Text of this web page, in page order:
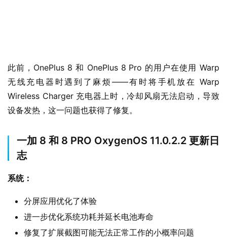
业
界
此前，OnePlus 8 和 OnePlus 8 Pro 的用户在使用 Warp
无线充电器时遇到了麻烦——有时将手机放在 Warp
Wireless Charger 充电器上时，冷却风扇无法启动，导致
设备发热，这一问题也获得了修复。
一加 8 和 8 PRO OxygenOS 11.0.2.2 更新日
志
系统：
分屏应用优化了体验
进一步优化系统功耗并延长电池寿命
修复了扩展截图可能无法正常工作的小概率问题